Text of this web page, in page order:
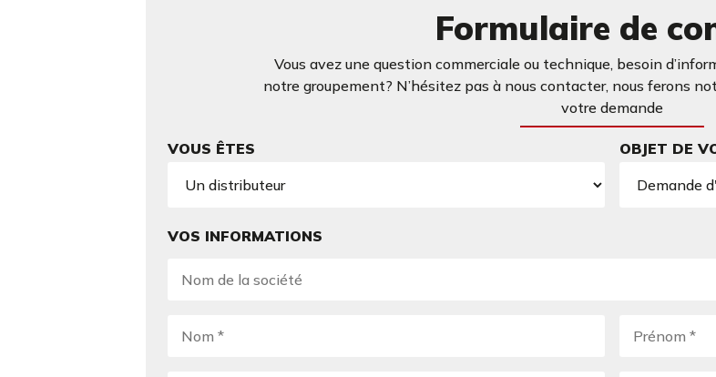
Formulaire de
Vous avez une question commerciale ou technique, besoin
notre groupement? N’hésitez pas à nous contacter, nous ferons
votre demande
VOUS ÊTES OBJET DE
VOS INFORMATIONS